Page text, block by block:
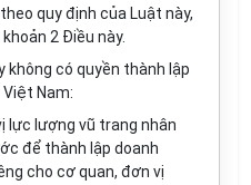
quy định của Luật này,
2 Điều này.
không có quyền thành lập
Nam:
lực lượng vũ trang nhân
để thành lập doanh
cho cơ quan, đơn vị